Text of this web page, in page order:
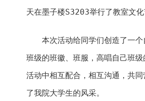
天在墨子楼S3203举行了教室文化
本次活动给同学们创造了一
班级的班徽、班服，高唱自己班
活动中相互配合，相互沟通，共
了我院大学生的风采。